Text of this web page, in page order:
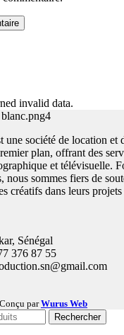
invalid data.
une société de location et
plan, offrant des
et télévisuelle.
nous sommes fiers de
créatifs dans leurs
Sénégal
376 87 55
parWurus Web
Rechercher